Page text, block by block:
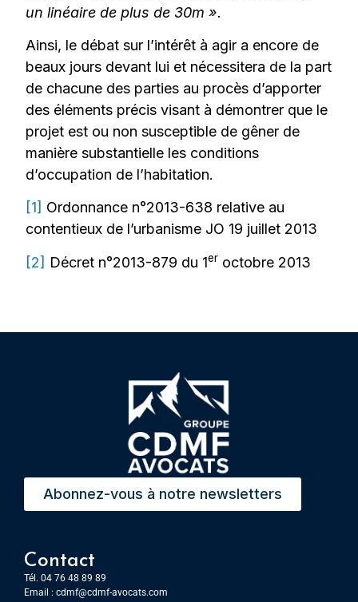
un linéaire de plus de 30m ».
Ainsi, le débat sur l’intérêt à agir a encore de
beaux jours devant lui et nécessitera de la part
de chacune des parties au procès d’apporter
des éléments précis visant à démontrer que le
projet est ou non susceptible de gêner de
manière substantielle les conditions
d’occupation de l’habitation.
[1] Ordonnance n°2013-638 relative au
contentieux de l’urbanisme JO 19 juillet 2013
[2] Décret n°2013-879 du 1er octobre 2013
Abonnez-vous à notre newsletters
Contact
Tél. 04 76 48 89 89
Email : cdmf@cdmf-avocats.com